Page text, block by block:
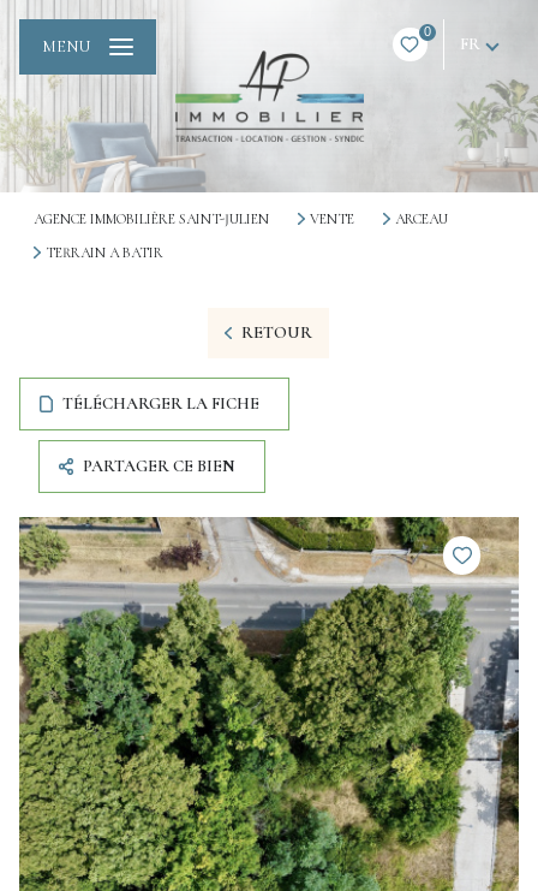
0
FR
MENU
AGENCE IMMOBILIÈRE SAINT-JULIEN VENTE
ARCEAU
TERRAIN A BATIR
RETOUR
TÉLÉCHARGER LA FICHE
PARTAGER CE BIEN